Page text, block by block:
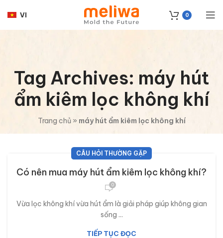
VI 0
Tag Archives: máy hút
ẩm kiêm lọc không khí
Trang chủ » máy hút ẩm kiêm lọc không khí
CÂU HỎI THƯỜNG GẶP
Có nên mua máy hút ẩm kiêm lọc không khí?
0
Vừa lọc không khí vừa hút ẩm là giải pháp giúp không gian
sống ...
TIẾP TỤC ĐỌC